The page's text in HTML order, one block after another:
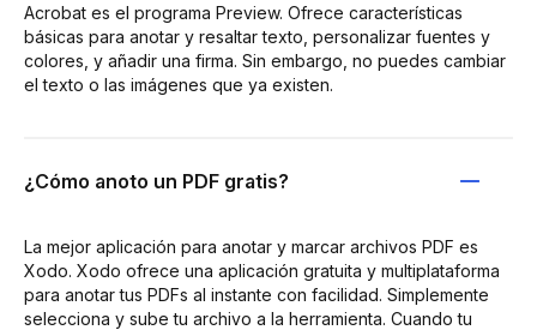
Acrobat es el programa Preview. Ofrece características
básicas para anotar y resaltar texto, personalizar fuentes y
colores, y añadir una firma. Sin embargo, no puedes cambiar
el texto o las imágenes que ya existen.
¿Cómo anoto un PDF gratis?
La mejor aplicación para anotar y marcar archivos PDF es
Xodo. Xodo ofrece una aplicación gratuita y multiplataforma
para anotar tus PDFs al instante con facilidad. Simplemente
selecciona y sube tu archivo a la herramienta. Cuando tu